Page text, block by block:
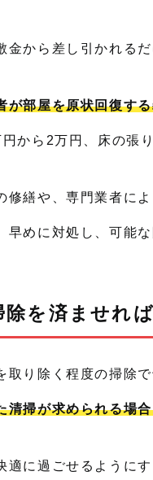
から差し引かれる
が部屋を原状回復す
から2万円、床の張
繕や、専門業者に
めに対処し、可能
を済ませれ
り除く程度の掃除で
清掃が求められる場
適に過ごせるように